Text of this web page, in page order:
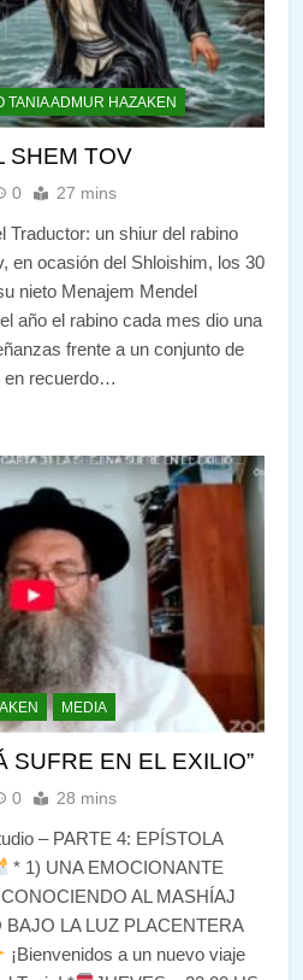
TANIA ADMUR HAZAKEN
SHEM TOV
0 27 mins
Traductor: un shiur del rabino
en ocasión del Shloishim, los 30
nieto Menajem Mendel
año el rabino cada mes dio una
frente a un conjunto de
en recuerdo…
MEDIA
SUFRE EN EL EXILIO”
0 28 mins
– PARTE 4: EPÍSTOLA
* 1) UNA EMOCIONANTE
AL MASHÍAJ
LA LUZ PLACENTERA
¡Bienvenidos a un nuevo viaje